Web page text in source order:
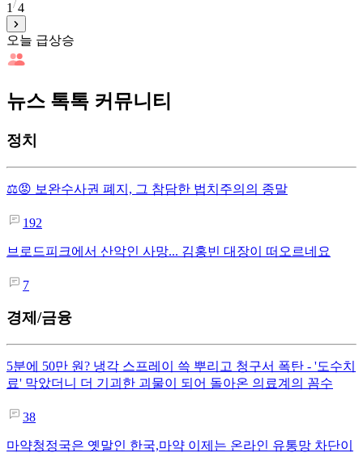
1 4
오늘 급상승
뉴스 톡톡 커뮤니티
정치
⚖️😡 보완수사권 폐지, 그 참담한 법치주의의 종말
192
브로드피크에서 산악인 사망... 김홍빈 대장이 떠오르네요
7
경제/금융
5분에 50만 원? 냉각 스프레이 쓱 뿌리고 청구서 폭탄 - '도수치
료' 막았더니 더 기괴한 괴물이 되어 돌아온 의료계의 꼼수
38
마약청정국은 옛말인 한국,마약 이제는 온라인 유통망 차단이